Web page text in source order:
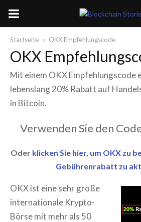
PRIMARY
MENU
Startseite OKX Empfehlungscode
OKX
Mit einem OKX Empfehlungscode
lebenslang 20% Rabatt auf
in Bitcoin.
Verwenden Sie den
Oder klicken Sie hier, um OKX zu
Gebührenrabatt zu
OKX ist eine sehr große
internationale Krypto-
Börse mit mehr als 50